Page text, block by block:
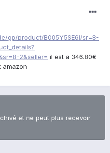
gp/product/B005Y5SE6I/sr=8-
2&seller= il est a 346.80€
amazon
et ne peut plus recevoir